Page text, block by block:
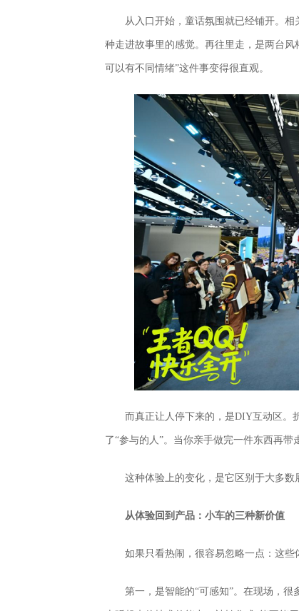
从入口开始，童话氛围就已经铺开。
种走进故事里的感觉。再往里走，是两台
可以有不同情绪”这件事变得很直观。
而真正让人停下来的，是DIY互动区。
了“参与的人”。当你亲手做完一件东西再带
这种体验上的变化，是它区别于大多
从体验回到产品：小车的三种新价值
如果只看热闹，很容易忽略一点：这些
第一，是智能的“可感知”。在现场，